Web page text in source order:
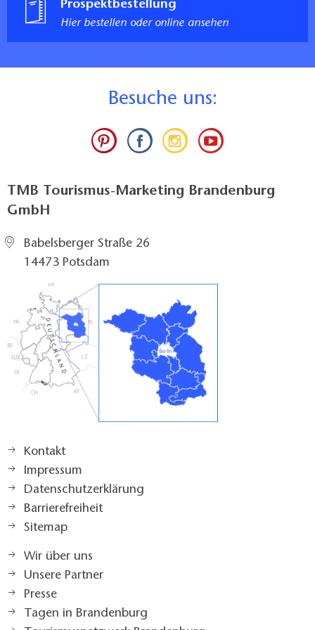
rechter Haltegriff hochklappbar und im
hochgeklappten Zustand arretierbar
Joachimsthal. ca. 500 m entfernt von der
Fachkompetenz / Service
der Region können zur Verfügung gestellt werden.
Informationen zur barrierefreien An- und Abreise mit
den öffentlichen Verkehrsmitteln können erteilt
werden.
Erhebung der Daten
geprüfte Daten
Datum der Datenerhebung: 25.02.2022
Erheber (Institution): TMB Tourismus-Marketing
Brandenburg GmbH
Prospektbestellung
Hier bestellen oder online ansehen
Besuche uns:
TMB Tourismus-Marketing Brandenburg
GmbH
Babelsberger Straße 26
14473 Potsdam
Kontakt
Impressum
Datenschutzerklärung
Barrierefreiheit
Sitemap
Wir über uns
Unsere Partner
Presse
Tagen in Brandenburg